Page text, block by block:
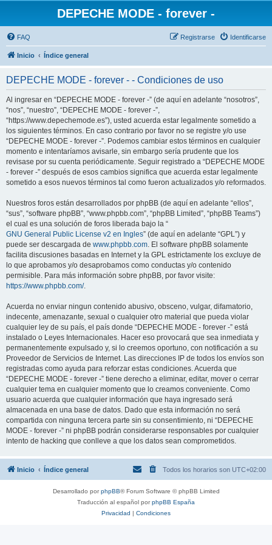
DEPECHE MODE - forever -
FAQ Identificarse
Registrarse
Inicio Índice general
DEPECHE MODE - forever - - Condiciones de uso
Al ingresar en “DEPECHE MODE - forever -” (de aquí en adelante “nosotros”,
“nos”, “nuestro”, “DEPECHE MODE - forever -”,
“https://www.depechemode.es”), usted acuerda estar legalmente sometido a
los siguientes términos. En caso contrario por favor no se registre y/o use
“DEPECHE MODE - forever -”. Podemos cambiar estos términos en cualquier
momento e intentaríamos avisarle, sin embargo sería prudente que los
revisase por su cuenta periódicamente. Seguir registrado a “DEPECHE MODE
- forever -” después de esos cambios significa que acuerda estar legalmente
sometido a esos nuevos términos tal como fueron actualizados y/o reformados.
Nuestros foros están desarrollados por phpBB (de aquí en adelante “ellos”,
“sus”, “software phpBB”, “www.phpbb.com”, “phpBB Limited”, “phpBB Teams”)
el cual es una solución de foros liberada bajo la “
GNU General Public License v2 en Ingles” (de aquí en adelante “GPL”) y
puede ser descargada de www.phpbb.com. El software phpBB solamente
facilita discusiones basadas en Internet y la GPL estrictamente los excluye de
lo que aprobamos y/o desaprobamos como conductas y/o contenido
permisible. Para más información sobre phpBB, por favor visite:
https://www.phpbb.com/.
Acuerda no enviar ningun contenido abusivo, obsceno, vulgar, difamatorio,
indecente, amenazante, sexual o cualquier otro material que pueda violar
cualquier ley de su país, el país donde “DEPECHE MODE - forever -” está
instalado o Leyes Internacionales. Hacer eso provocará que sea inmediata y
permanentemente expulsado y, si lo creemos oportuno, con notificación a su
Proveedor de Servicios de Internet. Las direcciones IP de todos los envíos son
registradas como ayuda para reforzar estas condiciones. Acuerda que
“DEPECHE MODE - forever -” tiene derecho a eliminar, editar, mover o cerrar
cualquier tema en cualquier momento que lo creamos conveniente. Como
usuario acuerda que cualquier información que haya ingresado será
almacenada en una base de datos. Dado que esta información no será
compartida con ninguna tercera parte sin su consentimiento, ni “DEPECHE
MODE - forever -” ni phpBB podrán considerarse responsables por cualquier
intento de hacking que conlleve a que los datos sean comprometidos.
Inicio Índice general Todos los horarios son UTC+02:00
Desarrollado porphpBB® Forum Software © phpBB Limited
Traducción al español porphpBB España
Privacidad | Condiciones